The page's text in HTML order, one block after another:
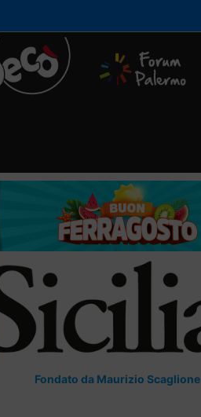
Fondato da Maurizio Scaglione